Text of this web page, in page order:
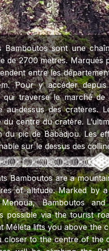
Bamboutos sont une
de 2700 mètres. Marqués
entre les
Pour y accéder
qui traverse le marché
au-dessus des cratères.
centre du cratère.
du pic de Babadjou. Les
sur le dessus des
Bamboutos are a
of altitude. Marked by
Bamboutos
possible via the tourist
Méléta lifts you above the
closer to the centre of the